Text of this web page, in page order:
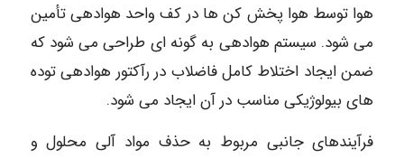
هوا توسط هوا پخش کن ها در کف واحد هوادهی تأمین
می شود. سیستم هوادهی به گونه ای طراحی می شود که
ضمن ایجاد اختلاط کامل فاضلاب در رآکتور هوادهی توده
های بیولوژیکی مناسب در آن ایجاد می شود.
فرآیندهای جانبی مربوط به حذف مواد آلی محلول و